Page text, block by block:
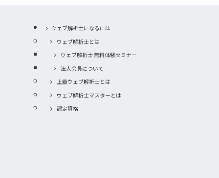
ウェブ解析士になるには
ウェブ解析士とは
ウェブ解析士 無料体験セミナー
法人会員について
上級ウェブ解析士とは
ウェブ解析士マスターとは
認定資格